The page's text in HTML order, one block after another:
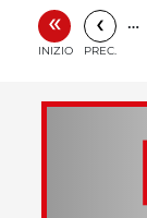
«
INIZIO
‹
PREC.
…